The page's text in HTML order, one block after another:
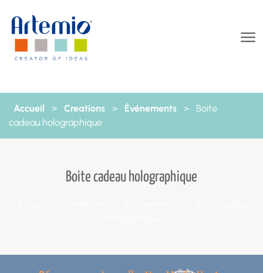
Accueil > Creations > Événements >
Boite
cadeau holographique
Boite cadeau holographique